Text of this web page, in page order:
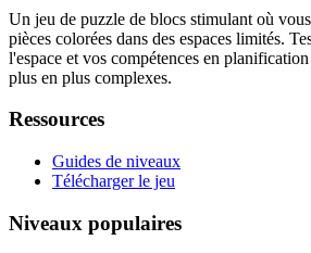
Un jeu de puzzle de blocs stimulant où
pièces colorées dans des espaces limités.
l'espace et vos compétences en
plus en plus complexes.
Ressources
Guides de niveaux
Télécharger le jeu
Niveaux populaires